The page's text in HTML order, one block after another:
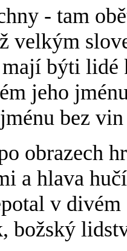
- tam
velkým
býti lidé
jeho
bez
obrazech
a hlava
v divém
božský